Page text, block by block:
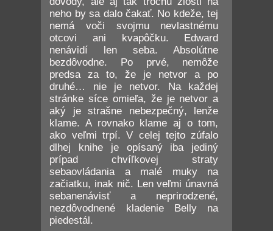
neho by sa dalo čakať. No kdeže, tej
nemá voči svojmu nevlastnému
otcovi ani kvapôčku. Edward
nenávidí len seba. Absolútne
bezdôvodne. Po prvé, nemôže
predsa za to, že je netvor a po
druhé… nie je netvor. Na každej
stránke síce omieľa, že je netvor a
aký je strašne nebezpečný, lenže
klame. A rovnako klame aj o tom,
ako veľmi trpí. V celej tejto zúfalo
dlhej knihe je opísaný iba jediný
prípad chvíľkovej straty
sebaovládania a malé muky na
začiatku, inak nič. Len veľmi únavná
sebanenávisť a neprirodzené,
nezdôvodnené kladenie Belly na
piedestál.